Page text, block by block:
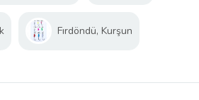
Fırdöndü, Kurşun